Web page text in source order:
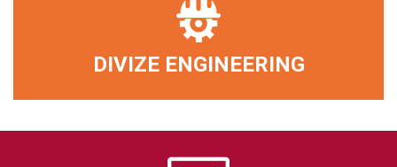
DIVIZE ENGINEERING